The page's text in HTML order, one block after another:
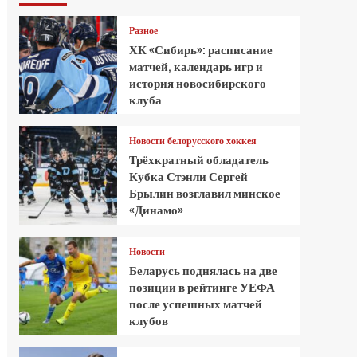
Разное
ХК «Сибирь»: расписание
матчей, календарь игр и
история новосибирского
клуба
Новости белорусского хоккея
Трёхкратный обладатель
Кубка Стэнли Сергей
Брылин возглавил минское
«Динамо»
Новости
Беларусь поднялась на две
позиции в рейтинге УЕФА
после успешных матчей
клубов